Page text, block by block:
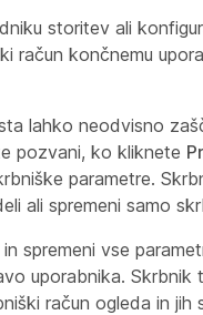
storitev ali
račun končnemu
lahko neodvisno
pozvani, ko kliknete
parametre.
ali spremeni samo
spremeni vse
uporabnika.
račun ogleda in